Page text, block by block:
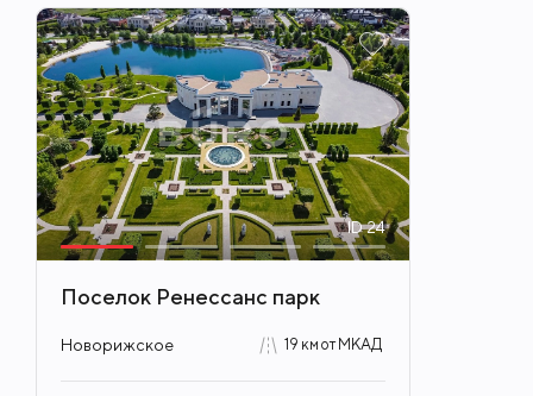
ID24
Поселок Ренессанс парк
Новорижское 19 км от МКАД